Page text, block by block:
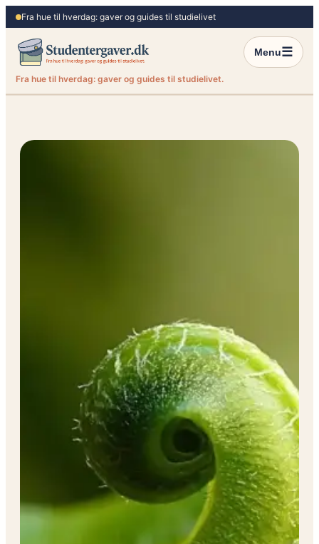
Spring
til
indhold
Fra hue til hverdag: gaver og guides til studielivet
Menu☰
Fra hue til hverdag: gaver og guides til studielivet.